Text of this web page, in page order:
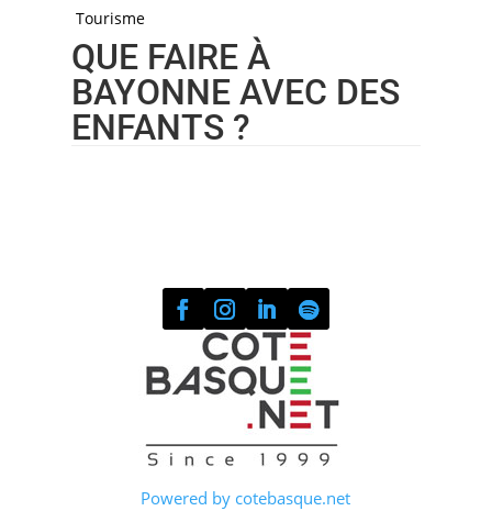
Tourisme
QUE FAIRE À
BAYONNE AVEC DES
ENFANTS ?
Powered by cotebasque.net